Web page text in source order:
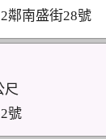
鄰南盛街28號
尺
號